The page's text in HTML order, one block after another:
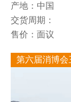
产地：中国
交货周期：
售价：面议
第六届消博